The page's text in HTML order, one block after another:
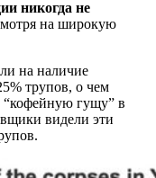
никогда не
на широкую
на наличие
трупов, о чем
“кофейную гущу” в
видели эти